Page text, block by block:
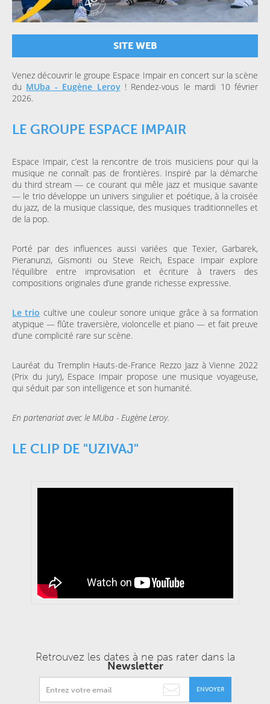
SITE WEB
Venez découvrir le groupe Espace Impair en concert sur la scène
du MUba - Eugène Leroy! Rendez-vous le mardi 10 février
2026.
LE GROUPE ESPACE IMPAIR
Espace Impair, c’est la rencontre de trois musiciens pour qui la
musique ne connaît pas de frontières. Inspiré par la démarche
du third stream — ce courant qui mêle jazz et musique savante
— le trio développe un univers singulier et poétique, à la croisée
du jazz, de la musique classique, des musiques traditionnelles et
de la pop.
Porté par des influences aussi variées que Texier, Garbarek,
Pieranunzi, Gismonti ou Steve Reich, Espace Impair explore
l’équilibre entre improvisation et écriture à travers des
compositions originales d’une grande richesse expressive.
Le trio cultive une couleur sonore unique grâce à sa formation
atypique — flûte traversière, violoncelle et piano — et fait preuve
d’une complicité rare sur scène.
Lauréat du Tremplin Hauts-de-France Rezzo Jazz à Vienne 2022
(Prix du jury), Espace Impair propose une musique voyageuse,
qui séduit par son intelligence et son humanité.
En partenariat avec le MUba - Eugène Leroy.
LE CLIP DE "UZIVAJ"
Retrouvez les dates à ne pas rater dans la
Newsletter
ENVOYER